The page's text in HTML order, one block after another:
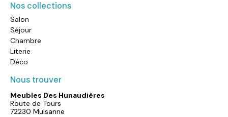
Nos collections
Salon
Séjour
Chambre
Literie
Déco
Nous trouver
Meubles Des Hunaudières
Route de Tours
72230 Mulsanne